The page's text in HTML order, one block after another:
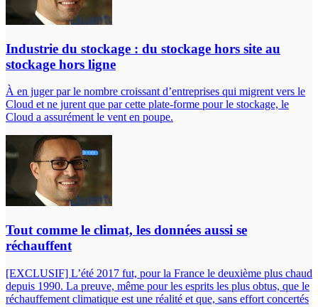
Industrie du stockage : du stockage hors site au
stockage hors ligne
À en juger par le nombre croissant d’entreprises qui migrent vers le
Cloud et ne jurent que par cette plate-forme pour le stockage, le
Cloud a assurément le vent en poupe.
Tout comme le climat, les données aussi se
réchauffent
[EXCLUSIF] L’été 2017 fut, pour la France le deuxième plus chaud
depuis 1990. La preuve, même pour les esprits les plus obtus, que le
réchauffement climatique est une réalité et que, sans effort concertés